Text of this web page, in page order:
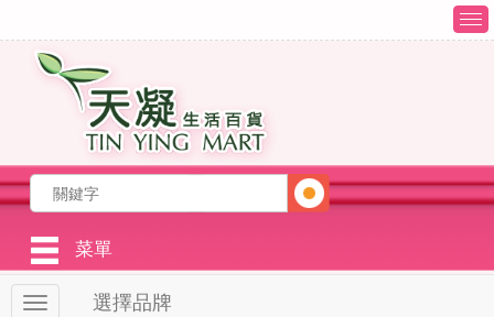
T
o
v
菜單
T
選擇品牌